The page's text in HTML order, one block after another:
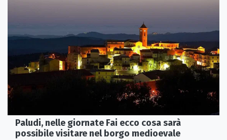
Paludi, nelle giornate Fai ecco cosa sarà
possibile visitare nel borgo medioevale